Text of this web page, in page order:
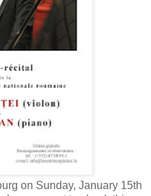
on Sunday, January 15th